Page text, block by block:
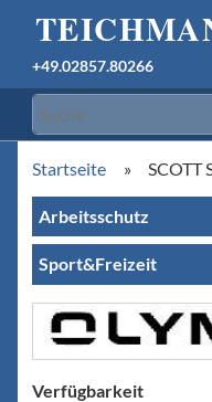
+49.02857.80266
Startseite » SCOTT
Arbeitsschutz
Sport&Freizeit
Verfügbarkeit